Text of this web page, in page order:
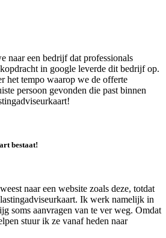
naar een bedrijf dat professionals
in google leverde dit bedrijf op.
het tempo waarop we de offerte
persoon gevonden die past binnen
bestaat!
naar een website zoals deze, totdat
Ik werk namelijk in
soms aanvragen van te ver weg. Omdat
stuur ik ze vanaf heden naar